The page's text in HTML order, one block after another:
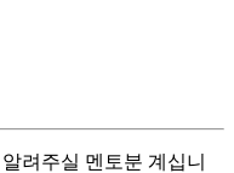
려주실 멘토분 계십니